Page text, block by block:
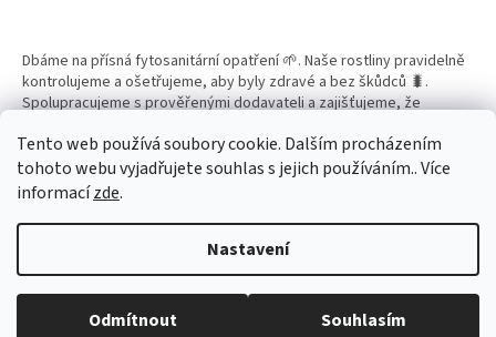
Tento web používá soubory cookie. Dalším procházením
tohoto webu vyjadřujete souhlas s jejich používáním.. Více
informacízde.
Nastavení
Odmítnout Souhlasím
Dbáme na přísná fytosanitární opatření 🌱. Naše rostliny pravidelně
kontrolujeme a ošetřujeme, aby byly zdravé a bez škůdců 🐛.
Spolupracujeme s prověřenými dodavateli a zajišťujeme, že
Copyright 2026Zahradní Centrum SMARAGD. Všechna práva